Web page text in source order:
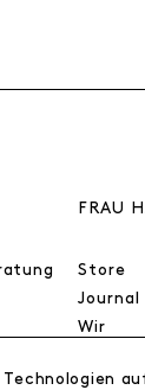
FRAU
Store
Journal
Wir